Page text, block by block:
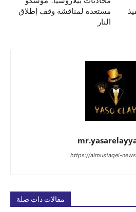
مستعدة لمناقشة وقف إطلاق
النار
https://almustaqel-
مقالات ذات صلة